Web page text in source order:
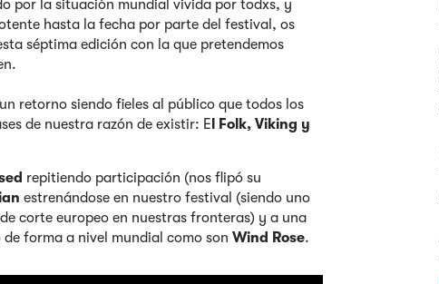
por la situación mundial vivida por todxs, y
hasta la fecha por parte del festival, os
séptima edición con la que pretendemos
retorno siendo fieles al público que todos los
de nuestra razón de existir: E l Folk, Viking y
repitiendo participación (nos flipó su
estrenándose en nuestro festival (siendo uno
corte europeo en nuestras fronteras) y a una
de forma a nivel mundial como sonWind Rose.